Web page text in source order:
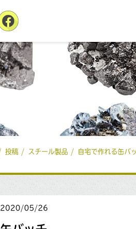
投稿 スチール製品 自宅で作れる缶バ
2020/05/26